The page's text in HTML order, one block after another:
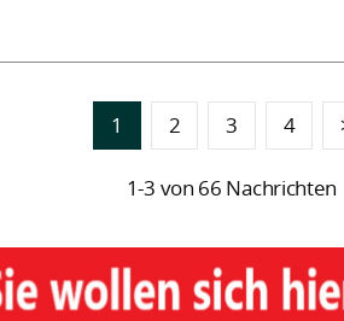
1 2 3 4
1-3 von 66 Nachrichten